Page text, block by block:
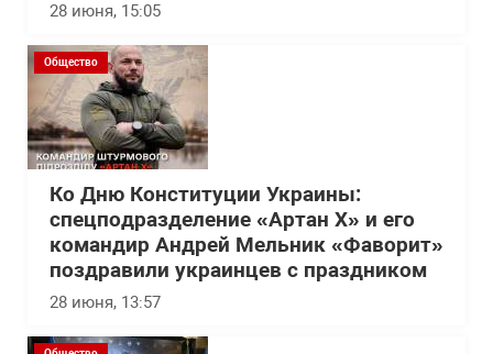
28 июня, 15:05
Общество
Ко Дню Конституции Украины:
спецподразделение «Артан Х» и его
командир Андрей Мельник «Фаворит»
поздравили украинцев с праздником
28 июня, 13:57